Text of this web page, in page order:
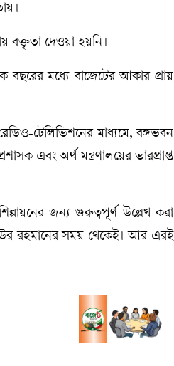
বক্তৃতা দেওয়া হয়নি।
বছরের মধ্যে বাজেটের আকার প্রায়
টেলিভিশনের মাধ্যমে, বঙ্গভবন
এবং অর্থ মন্ত্রণালয়ের ভারপ্রাপ্ত
জন্য গুরুত্বপূর্ণ উল্লেখ করা
রহমানের সময় থেকেই। আর এরই